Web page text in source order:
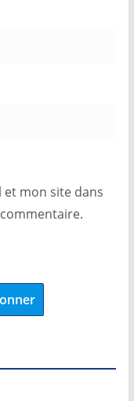
mon site dans